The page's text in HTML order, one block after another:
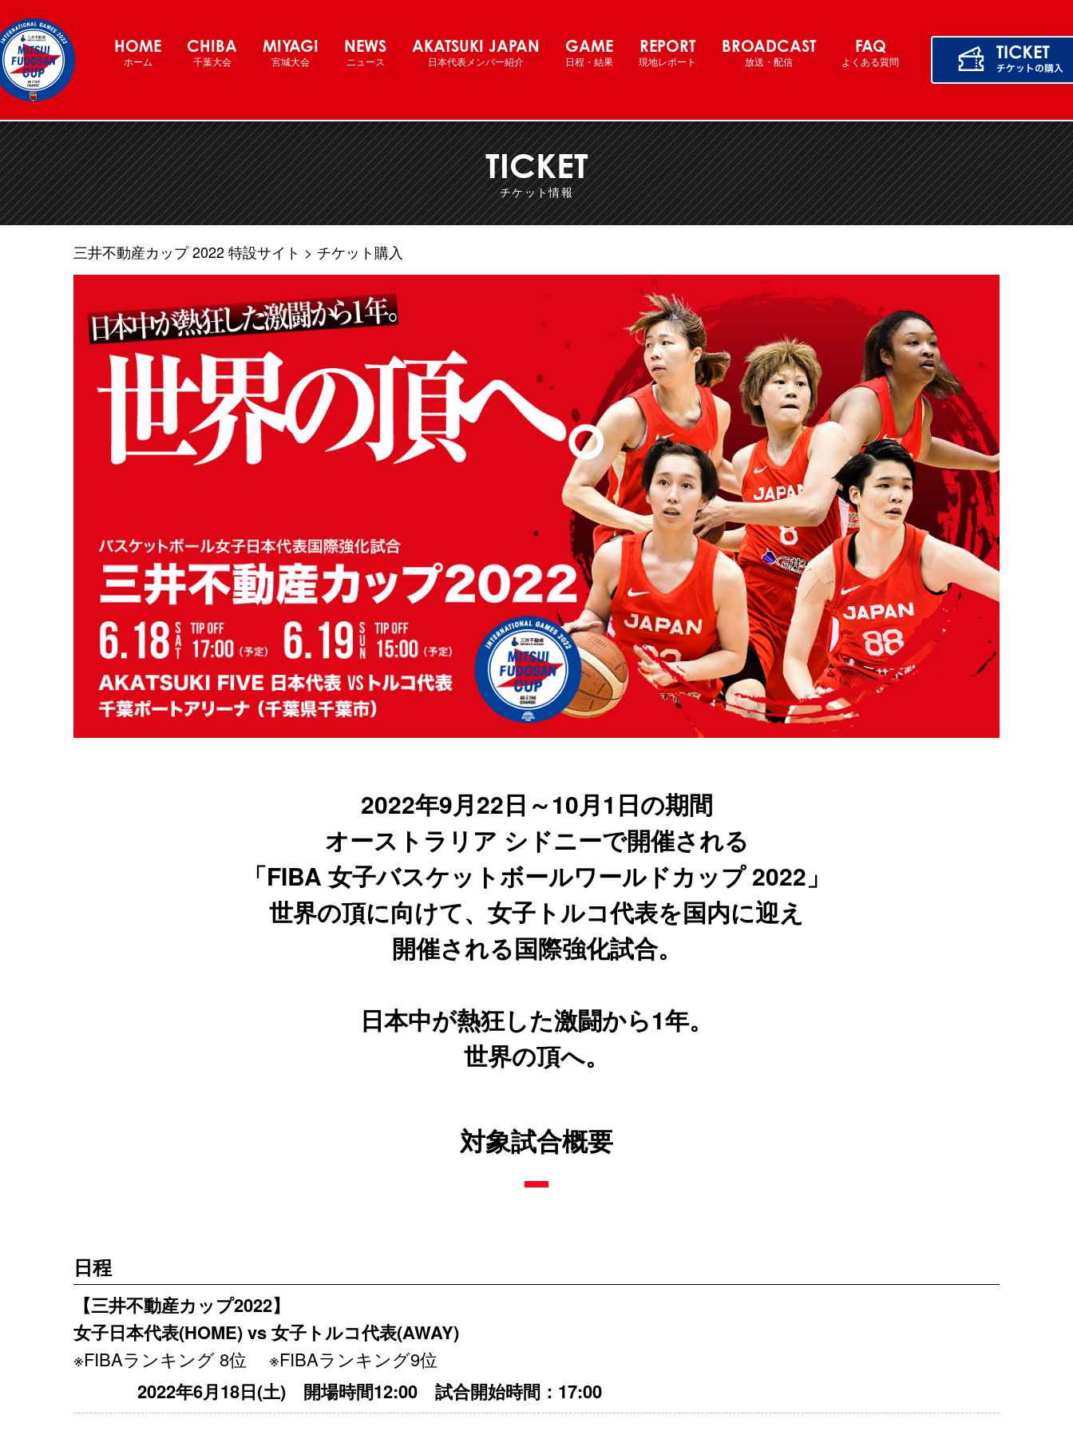
HOME
ホーム
CHIBA
千葉大会
MIYAGI
宮城大会
NEWS
ニュース
AKATSUKI JAPAN
日本代表メンバー紹介
GAME
日程・結果
REPORT
現地レポート
BROADCAST
放送・配信
FAQ
よくある質問
TICKET
チケット情報
三井不動産カップ 2022 特設サイト チケット購入
2022年9月22日～10月1日の期間
オーストラリア シドニーで開催される
「FIBA 女子バスケットボールワールドカップ 2022」
世界の頂に向けて、女子トルコ代表を国内に迎え
開催される国際強化試合。
日本中が熱狂した激闘から1年。
世界の頂へ。
対象試合概要
日程
【三井不動産カップ2022】
女子日本代表(HOME) vs 女子トルコ代表(AWAY)
※FIBAランキング 8位 ※FIBAランキング9位
2022年6月18日(土) 開場時間12:00 試合開始時間：17:00